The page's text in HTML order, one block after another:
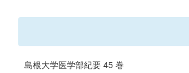
島根大学医学部紀要 45 巻